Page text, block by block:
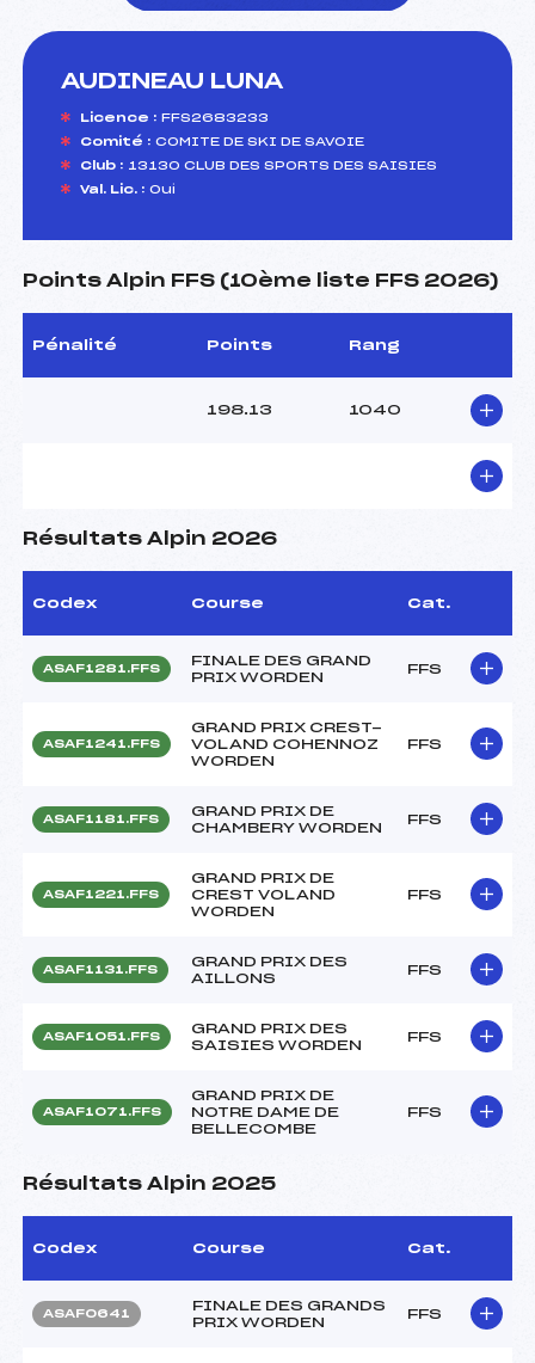
AUDINEAU LUNA
Licence : FFS2683233
Comité : COMITE DE SKI DE SAVOIE
Club : 13130 CLUB DES SPORTS DES SAISIES
Val. Lic. : Oui
Points Alpin FFS (10ème liste FFS 2026)
Pénalité Points Rang
198.13 1040
Résultats Alpin 2026
Codex Course Cat.
ASAF1281.FFS
FINALE DES GRAND
PRIX WORDEN
FFS
ASAF1241.FFS
GRAND PRIX CREST-
VOLAND COHENNOZ
WORDEN
FFS
ASAF1181.FFS
GRAND PRIX DE
CHAMBERY WORDEN
FFS
ASAF1221.FFS
GRAND PRIX DE
CREST VOLAND
WORDEN
FFS
ASAF1131.FFS
GRAND PRIX DES
AILLONS
FFS
ASAF1051.FFS
GRAND PRIX DES
SAISIES WORDEN
FFS
ASAF1071.FFS
GRAND PRIX DE
NOTRE DAME DE
BELLECOMBE
FFS
Résultats Alpin 2025
Codex Course Cat.
ASAF0641
FINALE DES GRANDS
PRIX WORDEN
FFS